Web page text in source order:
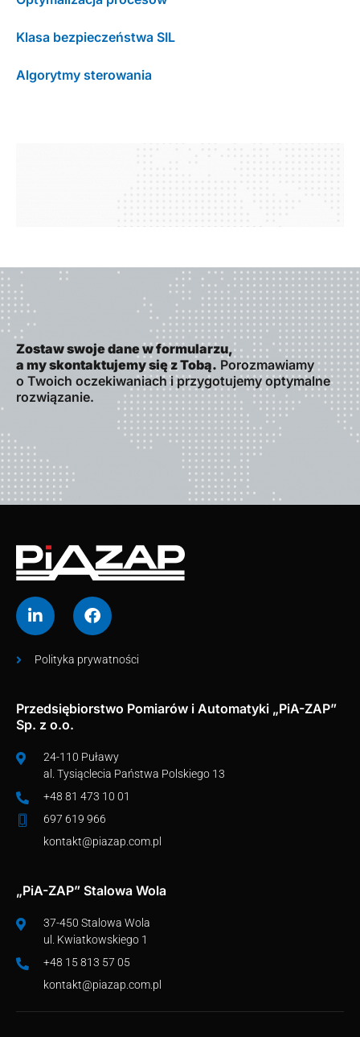
Klasa bezpieczeństwa SIL
Algorytmy sterowania
Zostaw swoje dane w formularzu,
a my skontaktujemy się z Tobą. Porozmawiamy
o Twoich oczekiwaniach i przygotujemy optymalne
rozwiązanie.
Polityka prywatności
Przedsiębiorstwo Pomiarów i Automatyki „PiA-ZAP”
Sp. z o.o.
24-110 Puławy
al. Tysiąclecia Państwa Polskiego 13
+48 81 473 10 01
697 619 966
kontakt@piazap.com.pl
„PiA-ZAP” Stalowa Wola
37-450 Stalowa Wola
ul. Kwiatkowskiego 1
+48 15 813 57 05
kontakt@piazap.com.pl